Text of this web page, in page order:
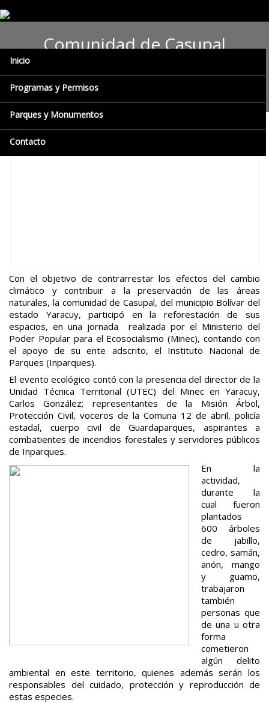
Inicio
Programas y Permisos
Parques y Monumentos
Contacto
Comunidad de Casupal
reforestó sus espacios con
apoyo de Inparques
Con el objetivo de contrarrestar los efectos del cambio
climático y contribuir a la preservación de las áreas
naturales, la comunidad de Casupal, del municipio Bolívar del
estado Yaracuy, participó en la reforestación de sus
espacios, en una jornada realizada por el Ministerio del
Poder Popular para el Ecosocialismo (Minec), contando con
el apoyo de su ente adscrito, el Instituto Nacional de
Parques (Inparques).
El evento ecológico contó con la presencia del director de la
Unidad Técnica Territorial (UTEC) del Minec en Yaracuy,
Carlos González; representantes de la Misión Árbol,
Protección Civil, voceros de la Comuna 12 de abril, policía
estadal, cuerpo civil de Guardaparques, aspirantes a
combatientes de incendios forestales y servidores públicos
de Inparques.
En la
actividad,
durante la
cual fueron
plantados
600 árboles
de jabillo,
cedro, samán,
anón, mango
y guamo,
trabajaron
también
personas que
de una u otra
forma
cometieron
algún delito
ambiental en este territorio, quienes además serán los
responsables del cuidado, protección y reproducción de
estas especies.